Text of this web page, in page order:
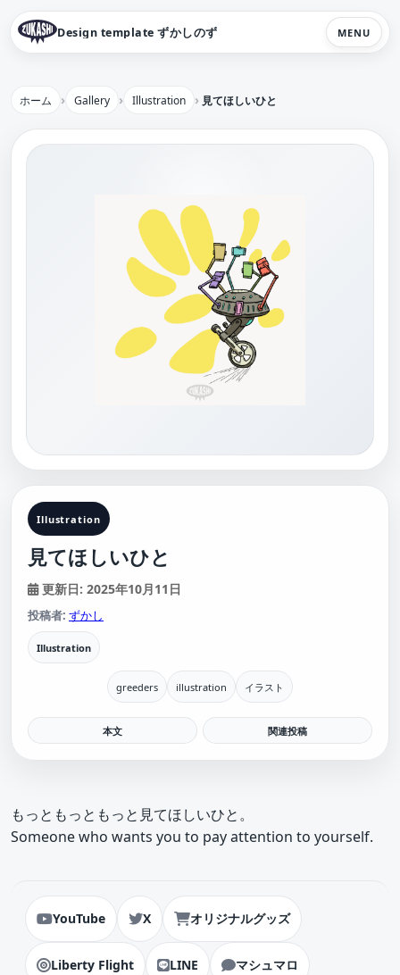
Design template ずかしのず MENU
ホーム Gallery Illustration 見てほしいひと
Illustration
見てほしいひと
更新日: 2025年10月11日
投稿者: ずかし
Illustration
greeders illustration イラスト
本文 関連投稿
もっともっともっと見てほしいひと。
Someone who wants you to pay attention to yourself.
YouTube X オリジナルグッズ
Liberty Flight LINE マシュマロ